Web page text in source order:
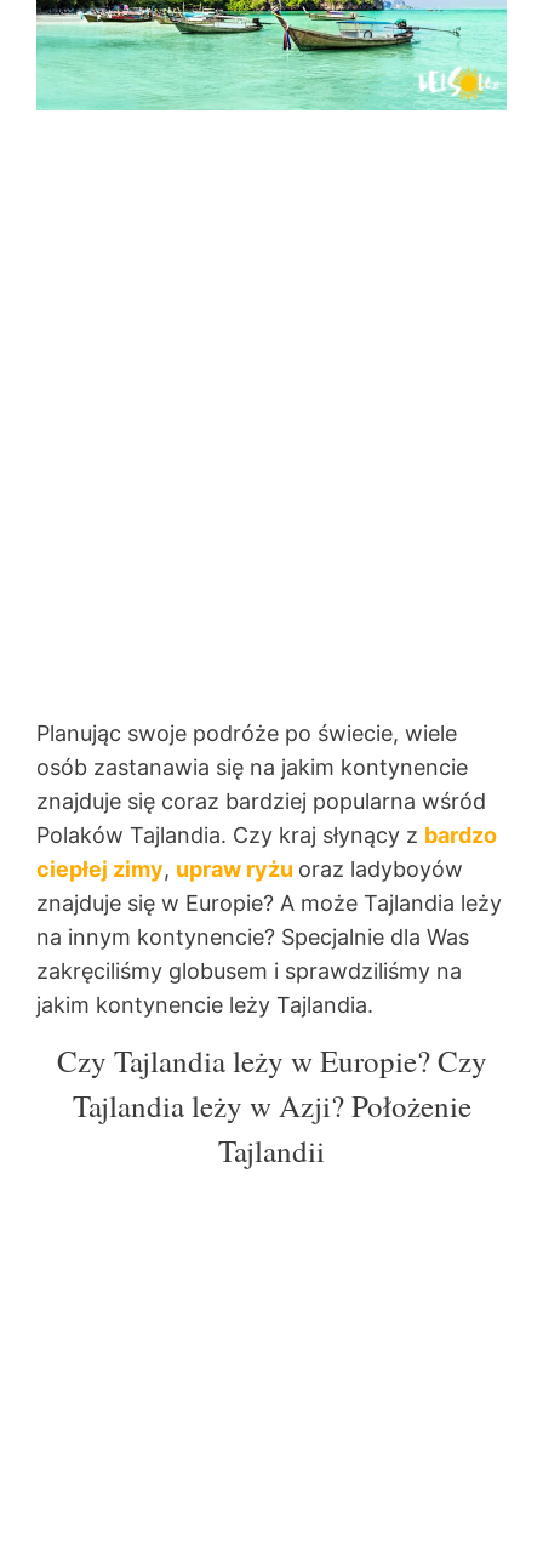
Planując swoje podróże po świecie, wiele
osób zastanawia się na jakim kontynencie
znajduje się coraz bardziej popularna wśród
Polaków Tajlandia. Czy kraj słynący z bardzo
ciepłej zimy, upraw ryżu oraz ladyboyów
znajduje się w Europie? A może Tajlandia leży
na innym kontynencie? Specjalnie dla Was
zakręciliśmy globusem i sprawdziliśmy na
jakim kontynencie leży Tajlandia.
Czy Tajlandia leży w Europie? Czy
Tajlandia leży w Azji? Położenie
Tajlandii